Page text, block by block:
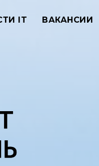
IT ВАКАНСИИ